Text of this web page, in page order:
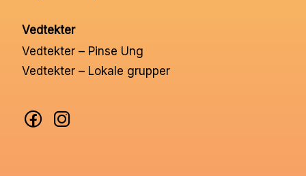
Vedtekter
Vedtekter – Pinse Ung
Vedtekter – Lokale grupper